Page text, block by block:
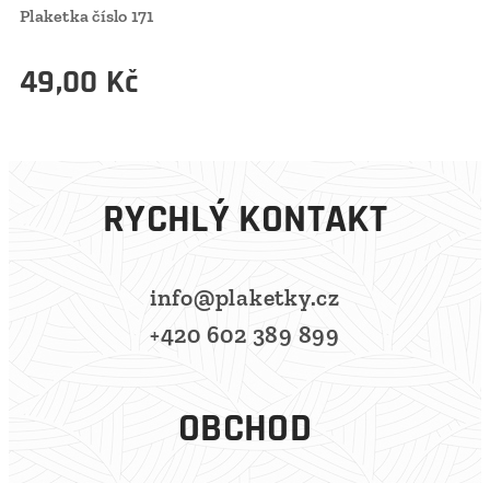
Plaketka číslo 171
49,00 Kč
RYCHLÝ KONTAKT
info@plaketky.cz
+420 602 389 899
OBCHOD